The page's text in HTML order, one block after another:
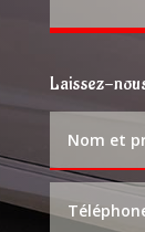
Laissez-